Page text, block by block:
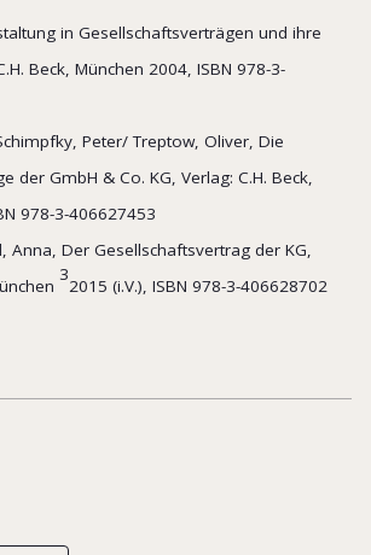
in Gesellschaftsverträgen und ihre
Beck, München 2004, ISBN 978-3-
Peter/ Treptow, Oliver, Die
der GmbH & Co. KG, Verlag: C.H. Beck,
978-3-406627453
Anna, Der Gesellschaftsvertrag der KG,
3
2015 (i.V.), ISBN 978-3-406628702